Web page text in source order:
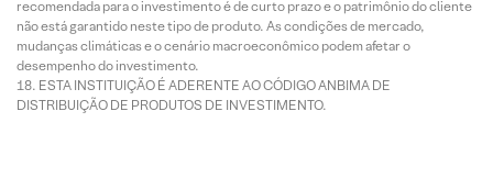
recomendada para o investimento é de curto prazo e o patrimônio do cliente
não está garantido neste tipo de produto. As condições de mercado,
mudanças climáticas e o cenário macroeconômico podem afetar o
desempenho do investimento.
ESTA INSTITUIÇÃO É ADERENTE AO CÓDIGO ANBIMA DE
DISTRIBUIÇÃO DE PRODUTOS DE INVESTIMENTO.